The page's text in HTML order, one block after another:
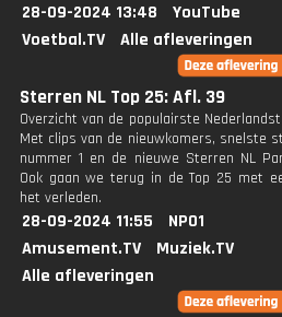
28-09-2024 13:48
YouTube
Voetbal.TV
Alle afleveringen
Sterren NL Top 25: Afl. 39
Overzicht van de populairste
Met clips van de nieuwkomers, snelste
nummer 1 en de nieuwe Sterren NL
Ook gaan we terug in de Top 25 met
het verleden.
28-09-2024 11:55
NPO1
Amusement.TV
Muziek.TV
Alle afleveringen